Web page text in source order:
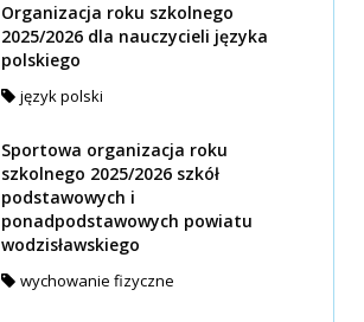
Organizacja roku szkolnego
2025/2026 dla nauczycieli języka
polskiego
język polski
Sportowa organizacja roku
szkolnego 2025/2026 szkół
podstawowych i
ponadpodstawowych powiatu
wodzisławskiego
wychowanie fizyczne